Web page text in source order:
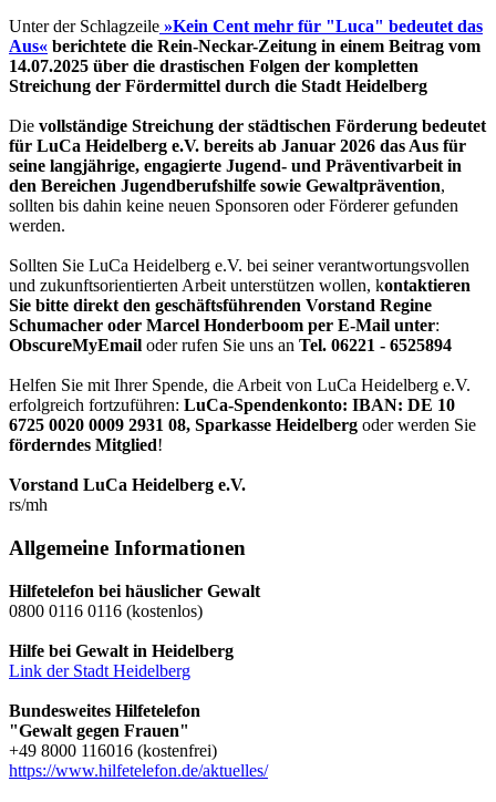
Unter der Schlagzeile »Kein Cent mehr für "Luca" bedeutet das
Aus« berichtete die Rein-Neckar-Zeitung in einem Beitrag vom
14.07.2025 über die drastischen Folgen der kompletten
Streichung der Fördermittel durch die Stadt Heidelberg
Die vollständige Streichung der städtischen Förderung bedeutet
für LuCa Heidelberg e.V. bereits ab Januar 2026 das Aus für
seine langjährige, engagierte Jugend- und Präventivarbeit in
den Bereichen Jugendberufshilfe sowie Gewaltprävention,
sollten bis dahin keine neuen Sponsoren oder Förderer gefunden
werden.
Sollten Sie LuCa Heidelberg e.V. bei seiner verantwortungsvollen
und zukunftsorientierten Arbeit unterstützen wollen, kontaktieren
Sie bitte direkt den geschäftsführenden Vorstand Regine
Schumacher oder Marcel Honderboom per E-Mail unter:
ObscureMyEmail oder rufen Sie uns an Tel. 06221 - 6525894
Helfen Sie mit Ihrer Spende, die Arbeit von LuCa Heidelberg e.V.
erfolgreich fortzuführen: LuCa-Spendenkonto: IBAN: DE 10
6725 0020 0009 2931 08, Sparkasse Heidelberg oder werden Sie
förderndes Mitglied!
Vorstand LuCa Heidelberg e.V.
rs/mh
Allgemeine Informationen
Hilfetelefon bei häuslicher Gewalt
0800 0116 0116 (kostenlos)
Hilfe bei Gewalt in Heidelberg
Link der Stadt Heidelberg
Bundesweites Hilfetelefon
"Gewalt gegen Frauen"
+49 8000 116016 (kostenfrei)
https://www.hilfetelefon.de/aktuelles/